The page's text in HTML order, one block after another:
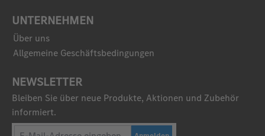
UNTERNEHMEN
Über uns
Allgemeine Geschäftsbedingungen
NEWSLETTER
Bleiben Sie über neue Produkte, Aktionen und Zubehör
informiert.